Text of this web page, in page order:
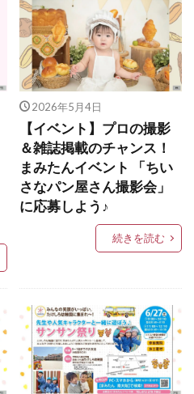
2026年5月4日
【イベント】プロの撮影
＆雑誌掲載のチャンス！
まみたんイベント 「ちい
さなパン屋さん撮影会」
に応募しよう♪
続きを読む